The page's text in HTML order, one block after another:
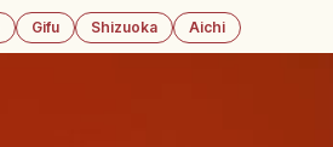
Gifu Shizuoka Aichi